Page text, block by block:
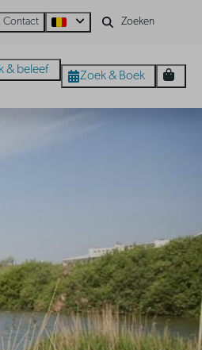
Contact
& beleef Zoek & Boek